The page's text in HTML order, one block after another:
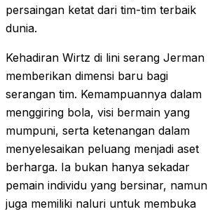
persaingan ketat dari tim-tim terbaik
dunia.
Kehadiran Wirtz di lini serang Jerman
memberikan dimensi baru bagi
serangan tim. Kemampuannya dalam
menggiring bola, visi bermain yang
mumpuni, serta ketenangan dalam
menyelesaikan peluang menjadi aset
berharga. Ia bukan hanya sekadar
pemain individu yang bersinar, namun
juga memiliki naluri untuk membuka